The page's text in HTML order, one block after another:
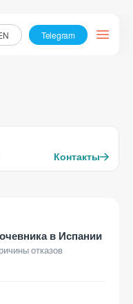
Telegram
Испании
для ВНЖ Испании
Контакты
в Испании
отказов